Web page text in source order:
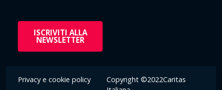
ISCRIVITI ALLA
NEWSLETTER
Privacy e cookie policy
Copyright ©2022Caritas